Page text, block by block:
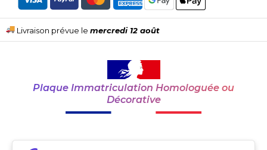
Livraison prévue le mercredi 12 août
Plaque Immatriculation Homologuée ou
Décorative